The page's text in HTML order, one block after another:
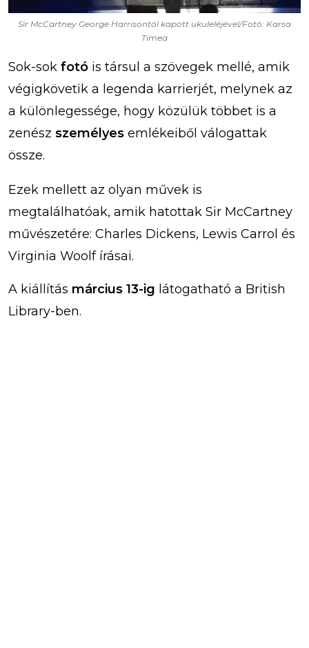
Sir McCartney George Harrisontól kapott ukuleléjével/Fotó: Karsa
Tímea
Sok-sok fotó is társul a szövegek mellé, amik
végigkövetik a legenda karrierjét, melynek az
a különlegessége, hogy közülük többet is a
zenész személyes emlékeiből válogattak
össze.
Ezek mellett az olyan művek is
megtalálhatóak, amik hatottak Sir McCartney
művészetére: Charles Dickens, Lewis Carrol és
Virginia Woolf írásai.
A kiállítás március 13-ig látogatható a British
Library-ben.